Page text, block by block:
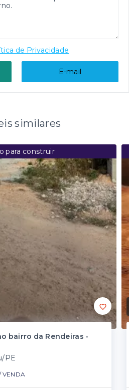
de Privacidade
E-mail
similares
para construir
bairro da Rendeiras -
PE
VENDA